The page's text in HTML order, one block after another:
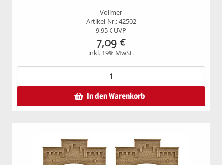
Vollmer
Artikel-Nr.: 42502
9,95€ UVP
7,09 €
inkl. 19% MwSt.
In den Warenkorb